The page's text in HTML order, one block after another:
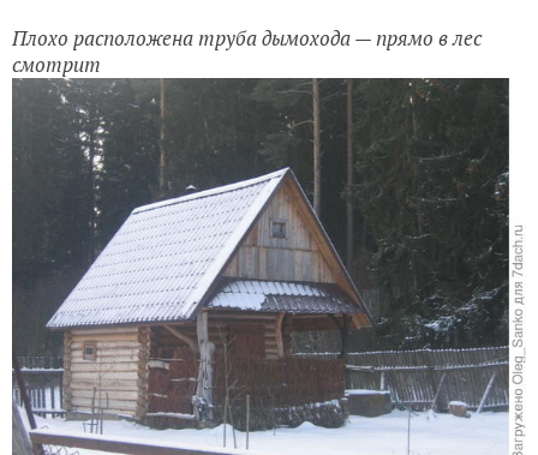
Плохо расположена труба дымохода — прямо в лес
смотрит